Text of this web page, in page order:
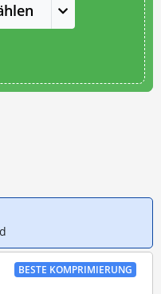
BESTE KOMPRIMIERUNG